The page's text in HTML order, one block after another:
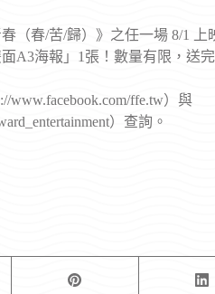
（春/苦/歸）》之任一場 8/1
A3海報」1張！數量有限，送完
www.facebook.com/ffe.tw）與
）查詢。